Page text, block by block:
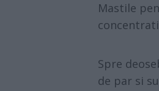
Mastile
Spre
de par si